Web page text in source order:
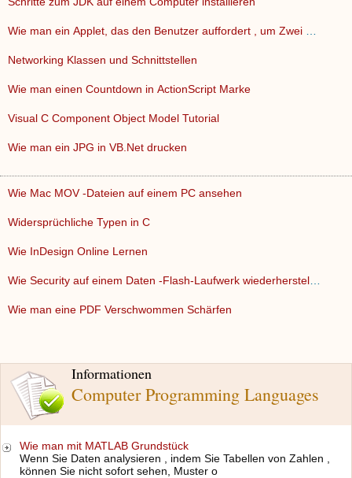
Informationen
Computer Programming Languages
Wie man mit MATLAB Grundstück
Wenn Sie Daten analysieren , indem Sie Tabellen von Zahlen ,
können Sie nicht sofort sehen, Muster o
Networking Klassen und Schnittstellen
Wie man einen Countdown in ActionScript Marke
Visual C Component Object Model Tutorial
Wie man ein JPG in VB.Net drucken
Wie Mac MOV -Dateien auf einem PC ansehen
Widersprüchliche Typen in C
Wie InDesign Online Lernen
Wie man eine PDF Verschwommen Schärfen